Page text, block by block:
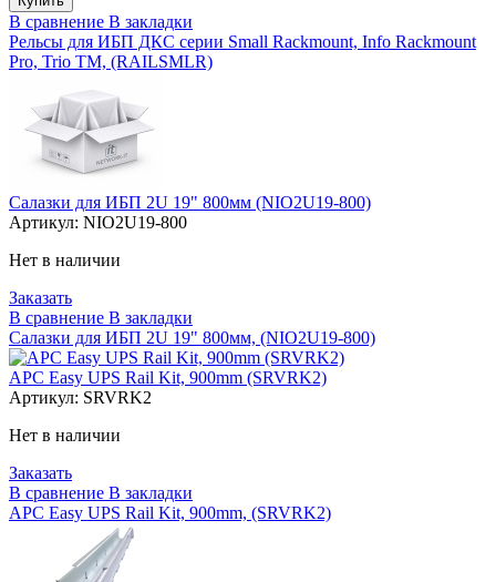
В сравнение В закладки
Рельсы для ИБП ДКС серии Small Rackmount, Info Rackmount
Pro, Trio TM, (RAILSMLR)
Салазки для ИБП 2U 19" 800мм (NIO2U19-800)
Артикул: NIO2U19-800
Нет в наличии
Заказать
В сравнение В закладки
Салазки для ИБП 2U 19" 800мм, (NIO2U19-800)
APC Easy UPS Rail Kit, 900mm (SRVRK2)
Артикул: SRVRK2
Нет в наличии
Заказать
В сравнение В закладки
APC Easy UPS Rail Kit, 900mm, (SRVRK2)